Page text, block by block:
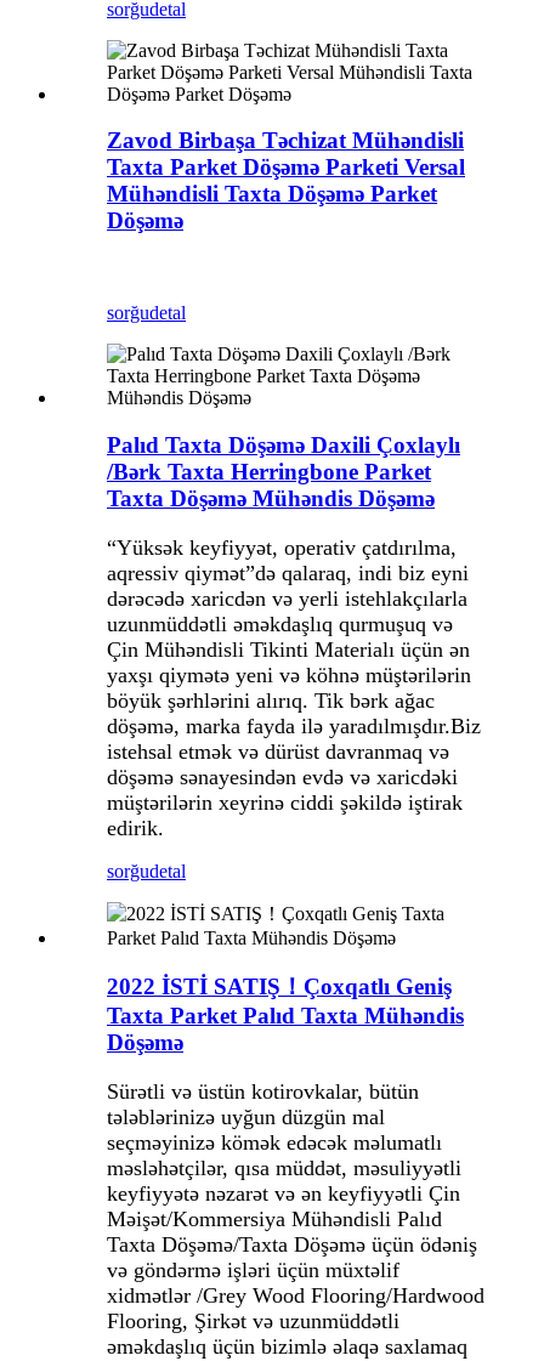
sorğudetal
Zavod Birbaşa Təchizat Mühəndisli
Taxta Parket Döşəmə Parketi Versal
Mühəndisli Taxta Döşəmə Parket
Döşəmə
sorğudetal
Palıd Taxta Döşəmə Daxili Çoxlaylı
/Bərk Taxta Herringbone Parket
Taxta Döşəmə Mühəndis Döşəmə
“Yüksək keyfiyyət, operativ çatdırılma,
aqressiv qiymət”də qalaraq, indi biz eyni
dərəcədə xaricdən və yerli istehlakçılarla
uzunmüddətli əməkdaşlıq qurmuşuq və
Çin Mühəndisli Tikinti Materialı üçün ən
yaxşı qiymətə yeni və köhnə müştərilərin
böyük şərhlərini alırıq. Tik bərk ağac
döşəmə, marka fayda ilə yaradılmışdır.Biz
istehsal etmək və dürüst davranmaq və
döşəmə sənayesindən evdə və xaricdəki
müştərilərin xeyrinə ciddi şəkildə iştirak
edirik.
sorğudetal
2022 İSTİ SATIŞ！Çoxqatlı Geniş
Taxta Parket Palıd Taxta Mühəndis
Döşəmə
Sürətli və üstün kotirovkalar, bütün
tələblərinizə uyğun düzgün mal
seçməyinizə kömək edəcək məlumatlı
məsləhətçilər, qısa müddət, məsuliyyətli
keyfiyyətə nəzarət və ən keyfiyyətli Çin
Məişət/Kommersiya Mühəndisli Palıd
Taxta Döşəmə/Taxta Döşəmə üçün ödəniş
və göndərmə işləri üçün müxtəlif
xidmətlər /Grey Wood Flooring/Hardwood
Flooring, Şirkət və uzunmüddətli
əməkdaşlıq üçün bizimlə əlaqə saxlamaq